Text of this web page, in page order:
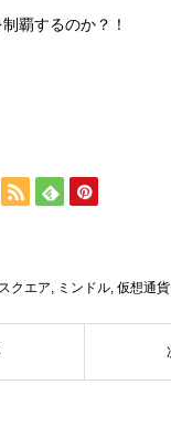
覇するのか？！
クエア, ミンドル, 仮想通貨